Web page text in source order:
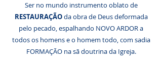
Ser no mundo instrumento oblato de
RESTAURAÇÃOda obra de Deus deformada
pelo pecado, espalhando NOVO ARDOR a
todos os homens e o homem todo, com sadia
FORMAÇÃO na sã doutrina da Igreja.